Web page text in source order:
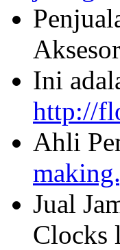
Ini
http://
Ahli
Jual
Clocks